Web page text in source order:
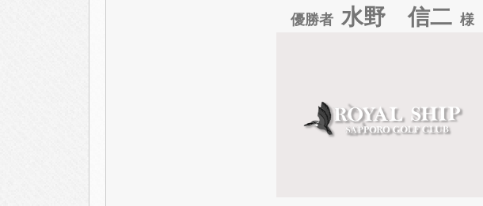
優勝者 水野 信二 様